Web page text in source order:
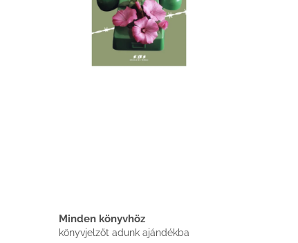
Minden könyvhöz
könyvjelzőt adunk ajándékba